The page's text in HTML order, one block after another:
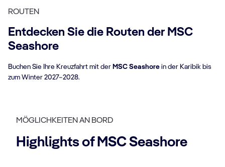
ROUTEN
Entdecken Sie die Routen der MSC
Seashore
Buchen Sie Ihre Kreuzfahrt mit der MSC Seashore in der Karibik bis
zum Winter 2027–2028.
MÖGLICHKEITEN AN BORD
Highlights of MSC Seashore